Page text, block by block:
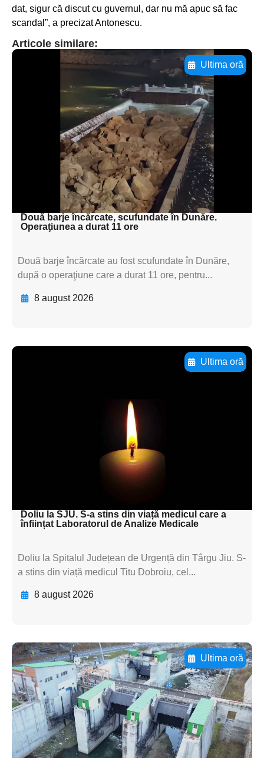
dat, sigur că discut cu guvernul, dar nu mă apuc să fac
scandal”, a precizat Antonescu.
Articole similare:
Ultima oră
Adaugă aici textul pentru
subtitluAdaugă aici
textul pentru
subtitluAdaugă aici
textul pentru
subtitluAdaugă aici
textul pentru subti
Două barje încărcate, scufundate în Dunăre.
Operaţiunea a durat 11 ore
Două barje încărcate au fost scufundate în Dunăre,
după o operaţiune care a durat 11 ore, pentru...
8 august 2026
Ultima oră
subtitluAdaugă aici
textul pentru
subtitluAdaugă aici
textul pentru
subtitluAdaugă aici
Doliu la SJU. S-a stins din viață medicul care a
înființat Laboratorul de Analize Medicale
Doliu la Spitalul Județean de Urgență din Târgu Jiu. S-
a stins din viață medicul Titu Dobroiu, cel...
8 august 2026
Ultima oră
Adaugă aici textul pentru
subtitluAdaugă aici
textul pentru
subtitluAdaugă aici
textul pentru